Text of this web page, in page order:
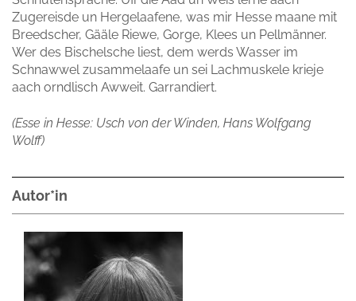
Zugereisde un Hergelaafene, was mir Hesse maane mit
Breedscher, Gääle Riewe, Gorge, Klees un Pellmänner.
Wer des Bischelsche liest, dem werds Wasser im
Schnawwel zusammelaafe un sei Lachmuskele krieje
aach orndlisch Awweit. Garrandiert.
(Esse in Hesse: Usch von der Winden, Hans Wolfgang
Wolff)
Autor*in